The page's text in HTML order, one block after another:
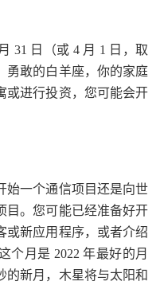
31 日（或 4 月 1 日，取
勇敢的白羊座，你的家庭
或进行投资，您可能会开
始一个通信项目还是向世
目。您可能已经准备好开
或新应用程序，或者介绍
个月是 2022 年最好的月
的新月，木星将与太阳和